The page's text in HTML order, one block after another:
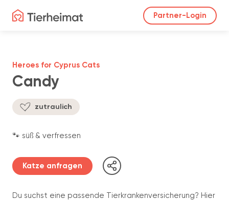
Partner-Login
Candy
Heroes for Cyprus Cats
zutraulich
🐾 süß & verfressen
Katze anfragen
Du suchst eine passende Tierkrankenversicherung? Hier